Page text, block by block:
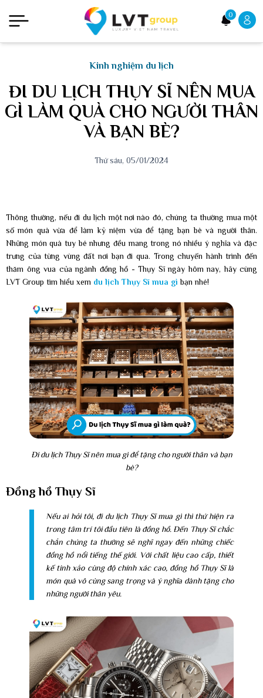
0
Kinh nghiệm du lịch
ĐI DU LỊCH THỤY SĨ NÊN MUA
GÌ LÀM QUÀ CHO NGƯỜI THÂN
VÀ BẠN BÈ?
Thứ sáu, 05/01/2024
Thông thường, nếu đi du lịch một nơi nào đó, chúng ta thường mua một
số món quà vừa để làm kỷ niệm vừa để tặng bạn bè và người thân.
Những món quà tuy bé nhưng đều mang trong nó nhiều ý nghĩa và đặc
trưng của từng vùng đất nơi bạn đi qua. Trong chuyến hành trình đến
thăm ông vua của ngành đồng hồ - Thụy Sĩ ngày hôm nay, hãy cùng
LVT Group tìm hiểu xem du lịch Thụy Sĩ mua gì bạn nhé!
Đi du lịch Thụy Sĩ nên mua gì để tặng cho người thân và bạn
bè?
Đồng hồ Thụy Sĩ
Nếu ai hỏi tôi, đi du lịch Thụy Sĩ mua gì thì thứ hiện ra
trong tâm trí tôi đầu tiên là đồng hồ. Đến Thụy Sĩ chắc
chắn chúng ta thường sẽ nghĩ ngay đến những chiếc
đồng hồ nổi tiếng thế giới. Với chất liệu cao cấp, thiết
kế tinh xảo cùng độ chính xác cao, đồng hồ Thụy Sĩ là
món quà vô cùng sang trọng và ý nghĩa dành tặng cho
những người thân yêu.